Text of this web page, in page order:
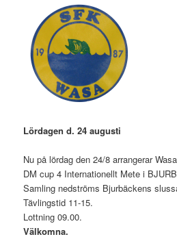
Lördagen d. 24 augusti
Nu på lördag den 24/8 arrangerar Wasa
DM cup 4 Internationellt Mete i
Samling nedströms Bjurbäckens
Tävlingstid 11-15.
Lottning 09.00.
Välkomna.